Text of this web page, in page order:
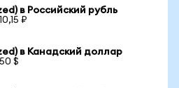
в Российский рубль
₽
в Канадский доллар
$